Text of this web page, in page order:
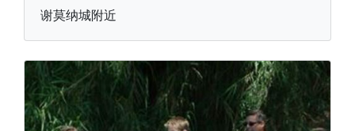
谢莫纳城附近